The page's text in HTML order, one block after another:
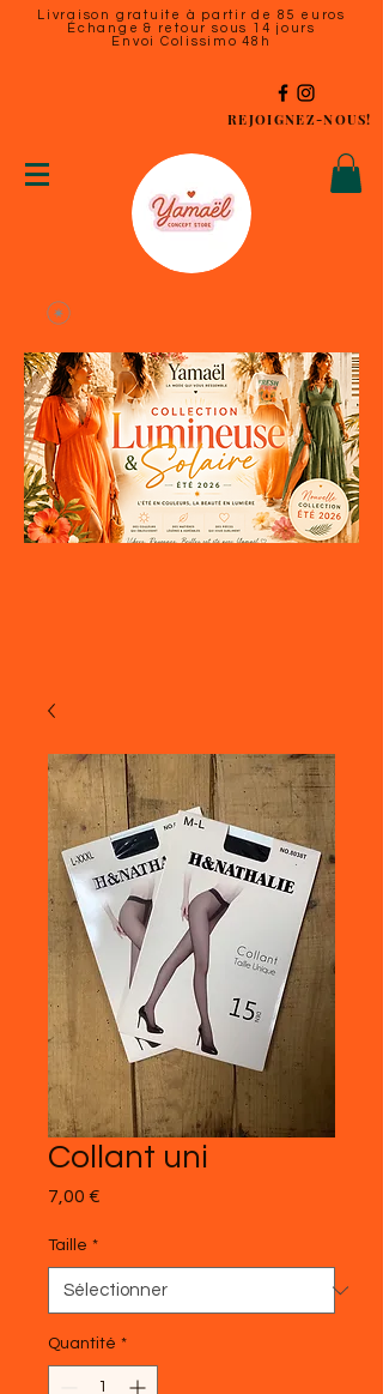
Livraison gratuite à partir de 85 euros
Échange & retour sous 14 jours
Envoi Colissimo 48h
REJOIGNEZ-NOUS!
Collant uni
7,00 €
Taille *
Quantité *